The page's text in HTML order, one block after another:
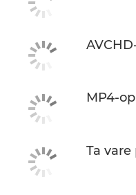
MP4-
Ta